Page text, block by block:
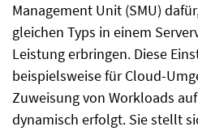
Management Unit (SMU)
gleichen Typs in einem
Leistung erbringen. Diese
beispielsweise für Cloud-
Zuweisung von Workloads
dynamisch erfolgt. Sie stellt